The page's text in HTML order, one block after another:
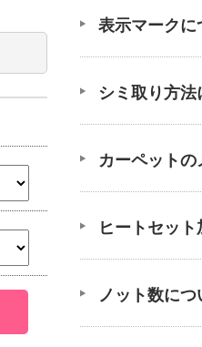
表示マークに
シミ取り方法
カーペット
ヒートセッ
ノット数につ